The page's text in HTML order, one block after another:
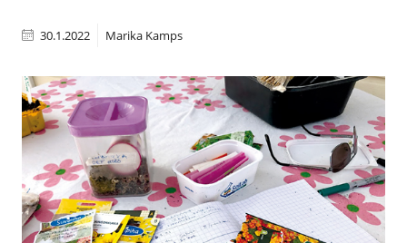
30.1.2022 Marika Kamps